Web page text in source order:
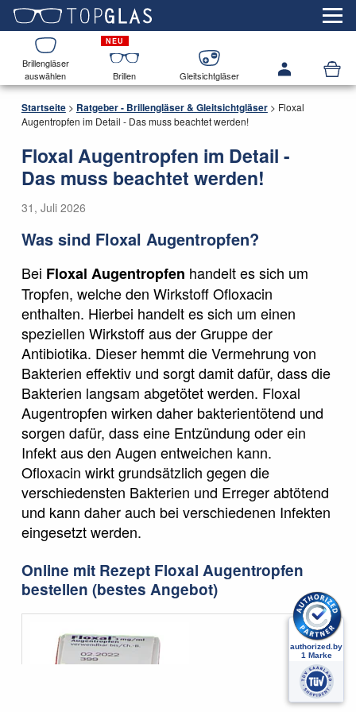
Brillengläser
auswählen
Brillen Gleitsichtgläser
Startseite > Ratgeber - Brillengläser & Gleitsichtgläser > Floxal
Augentropfen im Detail - Das muss beachtet werden!
Floxal Augentropfen im Detail -
Das muss beachtet werden!
31, Juli 2026
Was sind Floxal Augentropfen?
Bei Floxal Augentropfen handelt es sich um
Tropfen, welche den Wirkstoff Ofloxacin
enthalten. Hierbei handelt es sich um einen
speziellen Wirkstoff aus der Gruppe der
Antibiotika. Dieser hemmt die Vermehrung von
Bakterien effektiv und sorgt damit dafür, dass die
Bakterien langsam abgetötet werden. Floxal
Augentropfen wirken daher bakterientötend und
sorgen dafür, dass eine Entzündung oder ein
Infekt aus den Augen entweichen kann.
Ofloxacin wirkt grundsätzlich gegen die
verschiedensten Bakterien und Erreger abtötend
und kann daher auch bei verschiedenen Infekten
eingesetzt werden.
Online mit Rezept Floxal Augentropfen
bestellen (bestes Angebot)